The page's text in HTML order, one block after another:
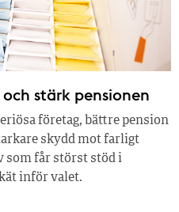
stärk pensionen
företag, bättre pension
skydd mot farligt
som får störst stöd i
inför valet.